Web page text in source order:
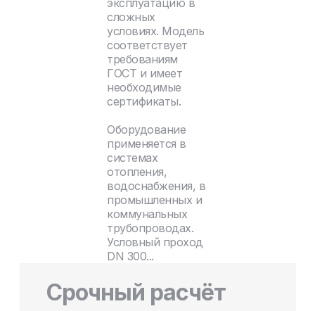
сложных
условиях. Модель
соответствует
требованиям
ГОСТ и имеет
необходимые
сертификаты.
Оборудование
применяется в
системах
отопления,
водоснабжения, в
промышленных и
коммунальных
трубопроводах.
Условный проход
DN 300...
Срочный расчёт